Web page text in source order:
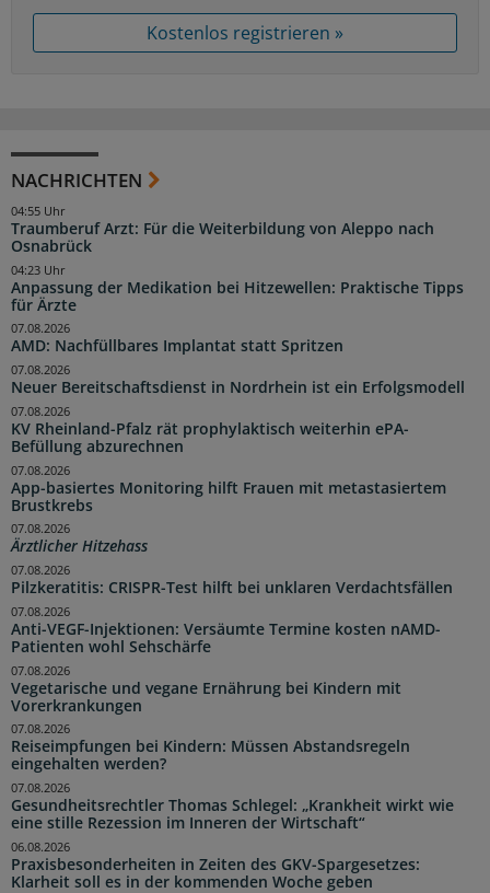
Kostenlos registrieren »
NACHRICHTEN
Traumberuf Arzt: Für die Weiterbildung von Aleppo nach
Osnabrück
04:55 Uhr
Anpassung der Medikation bei Hitzewellen: Praktische Tipps
für Ärzte
04:23 Uhr
AMD: Nachfüllbares Implantat statt Spritzen
07.08.2026
Neuer Bereitschaftsdienst in Nordrhein ist ein Erfolgsmodell
07.08.2026
KV Rheinland-Pfalz rät prophylaktisch weiterhin ePA-
Befüllung abzurechnen
07.08.2026
App-basiertes Monitoring hilft Frauen mit metastasiertem
Brustkrebs
07.08.2026
Ärztlicher Hitzehass
07.08.2026
Pilzkeratitis: CRISPR-Test hilft bei unklaren Verdachtsfällen
07.08.2026
Anti-VEGF-Injektionen: Versäumte Termine kosten nAMD-
Patienten wohl Sehschärfe
07.08.2026
Vegetarische und vegane Ernährung bei Kindern mit
Vorerkrankungen
07.08.2026
Reiseimpfungen bei Kindern: Müssen Abstandsregeln
eingehalten werden?
07.08.2026
Gesundheitsrechtler Thomas Schlegel: „Krankheit wirkt wie
eine stille Rezession im Inneren der Wirtschaft“
07.08.2026
Praxisbesonderheiten in Zeiten des GKV-Spargesetzes:
Klarheit soll es in der kommenden Woche geben
06.08.2026